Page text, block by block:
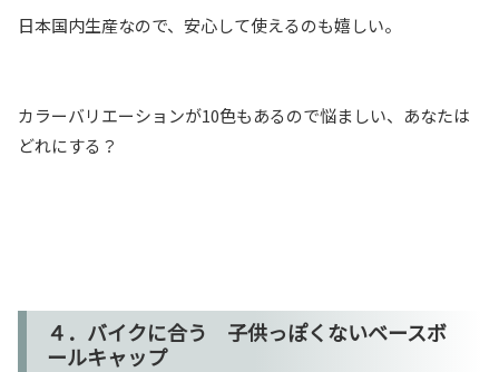
日本国内生産なので、安心して使えるのも嬉しい。
カラーバリエーションが10色もあるので悩ましい、あなたは
どれにする？
４．バイクに合う 子供っぽくないベースボ
ールキャップ